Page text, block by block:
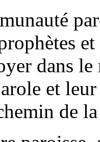
dans
et
de